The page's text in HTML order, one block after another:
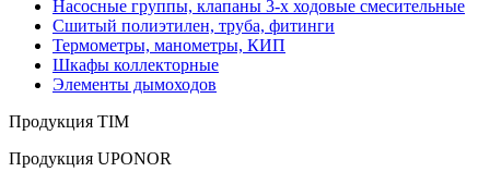
Насосные группы, клапаны 3-х ходовые смесительные
Сшитый полиэтилен, труба, фитинги
Термометры, манометры, КИП
Шкафы коллекторные
Элементы дымоходов
Продукция TIM
Продукция UPONOR